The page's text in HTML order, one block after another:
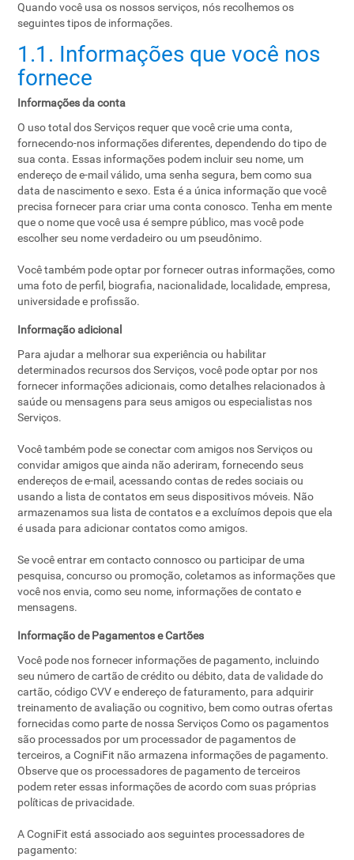
Quando você usa os nossos serviços, nós recolhemos os
seguintes tipos de informações.
1.1. Informações que você nos
fornece
Informações da conta
O uso total dos Serviços requer que você crie uma conta,
fornecendo-nos informações diferentes, dependendo do tipo de
sua conta. Essas informações podem incluir seu nome, um
endereço de e-mail válido, uma senha segura, bem como sua
data de nascimento e sexo. Esta é a única informação que você
precisa fornecer para criar uma conta conosco. Tenha em mente
que o nome que você usa é sempre público, mas você pode
escolher seu nome verdadeiro ou um pseudônimo.
Você também pode optar por fornecer outras informações, como
uma foto de perfil, biografia, nacionalidade, localidade, empresa,
universidade e profissão.
Informação adicional
Para ajudar a melhorar sua experiência ou habilitar
determinados recursos dos Serviços, você pode optar por nos
fornecer informações adicionais, como detalhes relacionados à
saúde ou mensagens para seus amigos ou especialistas nos
Serviços.
Você também pode se conectar com amigos nos Serviços ou
convidar amigos que ainda não aderiram, fornecendo seus
endereços de e-mail, acessando contas de redes sociais ou
usando a lista de contatos em seus dispositivos móveis. Não
armazenamos sua lista de contatos e a excluímos depois que ela
é usada para adicionar contatos como amigos.
Se você entrar em contacto connosco ou participar de uma
pesquisa, concurso ou promoção, coletamos as informações que
você nos envia, como seu nome, informações de contato e
mensagens.
Informação de Pagamentos e Cartões
Você pode nos fornecer informações de pagamento, incluindo
seu número de cartão de crédito ou débito, data de validade do
cartão, código CVV e endereço de faturamento, para adquirir
treinamento de avaliação ou cognitivo, bem como outras ofertas
fornecidas como parte de nossa Serviços Como os pagamentos
são processados ​​por um processador de pagamentos de
terceiros, a CogniFit não armazena informações de pagamento.
Observe que os processadores de pagamento de terceiros
podem reter essas informações de acordo com suas próprias
políticas de privacidade.
A CogniFit está associado aos seguintes processadores de
pagamento: